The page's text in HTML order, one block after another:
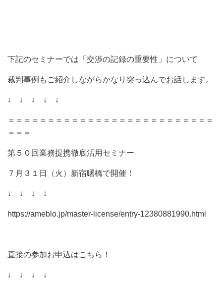
下記のセミナーでは「交渉の記録の重要性」について
裁判事例もご紹介しながらかなり突っ込んでお話します。
↓ ↓ ↓ ↓ ↓
＝＝＝＝＝＝＝＝＝＝＝＝＝＝＝＝＝＝＝＝＝＝＝＝＝＝
＝＝＝
第５０回業務提携徹底活用セミナー
７月３１日（火）新宿曙橋で開催！
↓ ↓ ↓ ↓
https://ameblo.jp/master-license/entry-12380881990.html
直接の参加お申込はこちら！
↓ ↓ ↓ ↓